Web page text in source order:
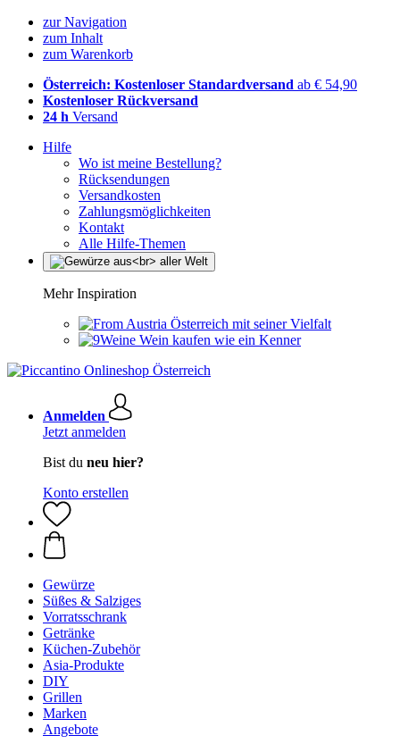
zur Navigation
zum Inhalt
zum Warenkorb
Österreich: Kostenloser Standardversand ab € 54,90
Kostenloser Rückversand
24 h Versand
Hilfe
Wo ist meine Bestellung?
Rücksendungen
Versandkosten
Zahlungsmöglichkeiten
Kontakt
Alle Hilfe-Themen
Mehr Inspiration
Österreich mit seiner Vielfalt
Wein kaufen wie ein Kenner
Anmelden
Jetzt anmelden
Bist du neu hier?
Konto erstellen
Gewürze
Süßes & Salziges
Vorratsschrank
Getränke
Küchen-Zubehör
Asia-Produkte
DIY
Grillen
Marken
Angebote